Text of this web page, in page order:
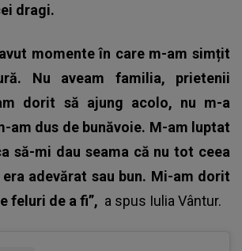
dragi.
momente în care m-am simțit
Nu aveam familia, prietenii
dorit să ajung acolo, nu m-a
am dus de bunăvoie. M-am luptat
să-mi dau seama că nu tot ceea
adevărat sau bun. Mi-am dorit
feluri de a fi”, a spus Iulia Vântur.